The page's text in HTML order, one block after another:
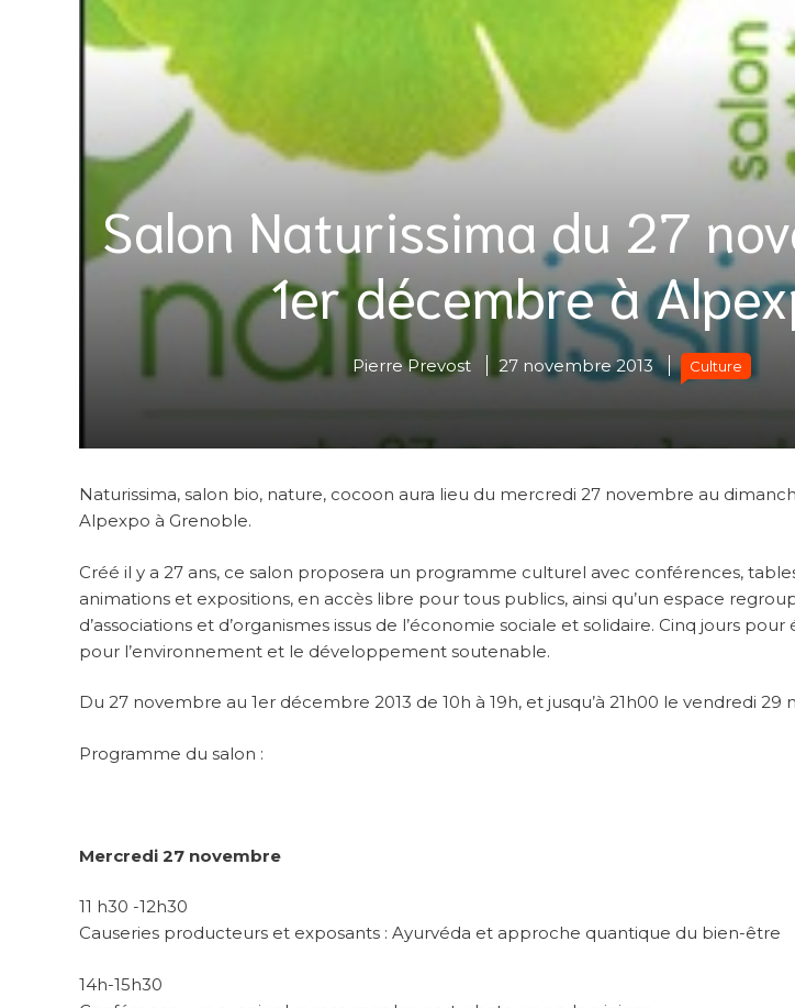
Salon Naturissima du 27
1er décembre à
Pierre Prevost 27 novembre 2013 Culture
Naturissima, salon bio, nature, cocoon aura lieu du mercredi 27 novembre au
Alpexpo à Grenoble.
Créé il y a 27 ans, ce salon proposera un programme culturel avec conférences,
animations et expositions, en accès libre pour tous publics, ainsi qu’un espace
d’associations et d’organismes issus de l’économie sociale et solidaire. Cinq jours
pour l’environnement et le développement soutenable.
Du 27 novembre au 1er décembre 2013 de 10h à 19h, et jusqu’à 21h00 le vendredi
Programme du salon :
Mercredi 27 novembre
11 h30 -12h30
Causeries producteurs et exposants : Ayurvéda et approche quantique du bien-être
14h-15h30